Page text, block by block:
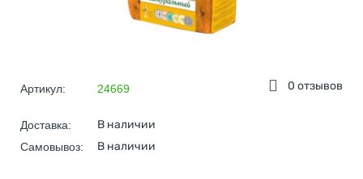
0 отзывов
Артикул: 24669
Доставка: В наличии
Самовывоз: В наличии